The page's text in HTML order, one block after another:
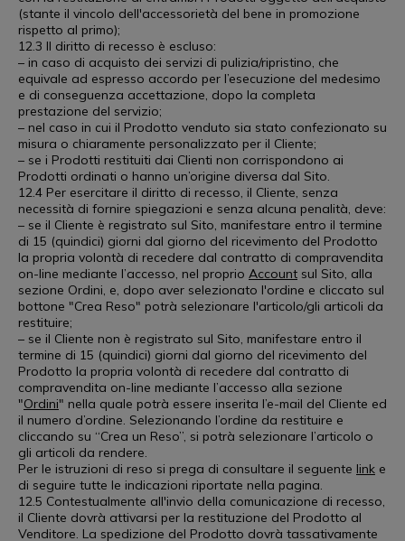
(stante il vincolo dell'accessorietà del bene in promozione
rispetto al primo);
12.3 Il diritto di recesso è escluso:
– in caso di acquisto dei servizi di pulizia/ripristino, che
equivale ad espresso accordo per l’esecuzione del medesimo
e di conseguenza accettazione, dopo la completa
prestazione del servizio;
– nel caso in cui il Prodotto venduto sia stato confezionato su
misura o chiaramente personalizzato per il Cliente;
– se i Prodotti restituiti dai Clienti non corrispondono ai
Prodotti ordinati o hanno un’origine diversa dal Sito.
12.4 Per esercitare il diritto di recesso, il Cliente, senza
necessità di fornire spiegazioni e senza alcuna penalità, deve:
– se il Cliente è registrato sul Sito, manifestare entro il termine
di 15 (quindici) giorni dal giorno del ricevimento del Prodotto
la propria volontà di recedere dal contratto di compravendita
on-line mediante l’accesso, nel proprio Account sul Sito, alla
sezione Ordini, e, dopo aver selezionato l'ordine e cliccato sul
bottone "Crea Reso" potrà selezionare l'articolo/gli articoli da
restituire;
– se il Cliente non è registrato sul Sito, manifestare entro il
termine di 15 (quindici) giorni dal giorno del ricevimento del
Prodotto la propria volontà di recedere dal contratto di
compravendita on-line mediante l’accesso alla sezione
"Ordini" nella quale potrà essere inserita l’e-mail del Cliente ed
il numero d’ordine. Selezionando l’ordine da restituire e
cliccando su “Crea un Reso”, si potrà selezionare l’articolo o
gli articoli da rendere.
Per le istruzioni di reso si prega di consultare il seguente link e
di seguire tutte le indicazioni riportate nella pagina.
12.5 Contestualmente all'invio della comunicazione di recesso,
il Cliente dovrà attivarsi per la restituzione del Prodotto al
Venditore. La spedizione del Prodotto dovrà tassativamente